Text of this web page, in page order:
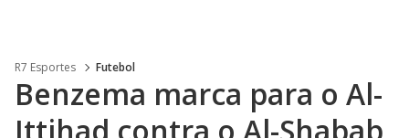
R7 Esportes Futebol
Benzema marca para o Al-